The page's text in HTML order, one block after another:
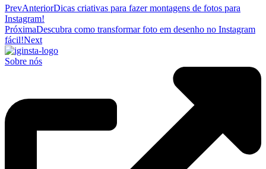
PrevAnteriorDicas criativas para fazer montagens de fotos para
Instagram!
PróximaDescubra como transformar foto em desenho no Instagram
fácil!Next
Sobre nós